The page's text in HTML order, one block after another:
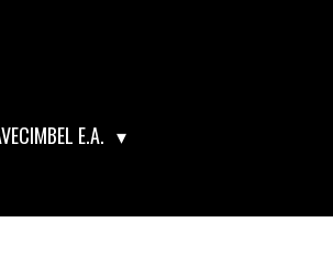
E.A.